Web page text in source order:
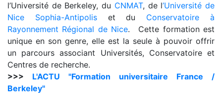
l’Université de Berkeley, du CNMAT, de l’Université de
Nice Sophia-Antipoliset du Conservatoire à
Rayonnement Régional de Nice. Cette formation est
unique en son genre, elle est la seule à pouvoir offrir
un parcours associant Universités, Conservatoire et
Centres de recherche.
>>> L'ACTU "Formation universitaire France /
Berkeley"